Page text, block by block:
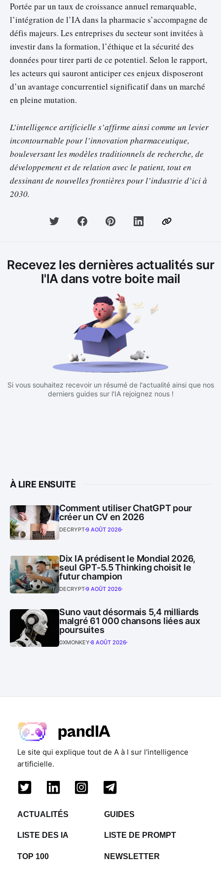
Portée par un taux de croissance annuel remarquable,
l’intégration de l’IA dans la pharmacie s’accompagne de
défis majeurs. Les entreprises du secteur sont invitées à
investir dans la formation, l’éthique et la sécurité des
données pour tirer parti de ce potentiel. Selon le rapport,
les acteurs qui sauront anticiper ces enjeux disposeront
d’un avantage concurrentiel significatif dans un marché
en pleine mutation.
L’intelligence artificielle s’affirme ainsi comme un levier
incontournable pour l’innovation pharmaceutique,
bouleversant les modèles traditionnels de recherche, de
développement et de relation avec le patient, tout en
dessinant de nouvelles frontières pour l’industrie d’ici à
2030.
Recevez les dernières actualités sur
l'IA dans votre boite mail
Si vous souhaitez recevoir un résumé de l'actualité ainsi que nos
derniers guides sur l'IA rejoignez nous !
À LIRE ENSUITE
Comment utiliser ChatGPT pour
créer un CV en 2026
DECRYPT9 AOÛT 2026
Dix IA prédisent le Mondial 2026,
seul GPT-5.5 Thinking choisit le
futur champion
DECRYPT9 AOÛT 2026
Suno vaut désormais 5,4 milliards
malgré 61 000 chansons liées aux
poursuites
0XMONKEY 8 AOÛT 2026
Le site qui explique tout de A à I sur l'intelligence
artificielle.
ACTUALITÉS GUIDES
LISTE DES IA LISTE DE PROMPT
TOP 100 NEWSLETTER